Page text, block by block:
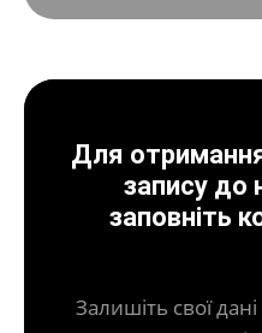
Для отримання
запису до
заповніть
Залишіть свої